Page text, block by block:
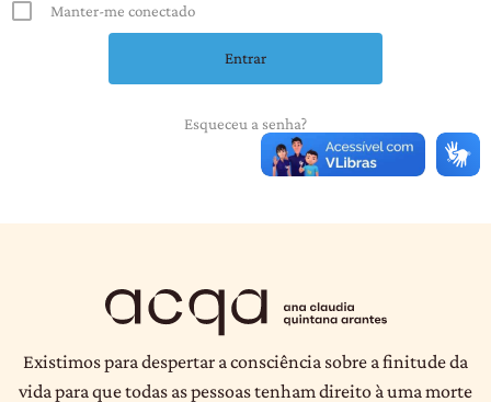
Manter-me conectado
Esqueceu a senha?
Existimos para despertar a consciência sobre a finitude da
vida para que todas as pessoas tenham direito à uma morte